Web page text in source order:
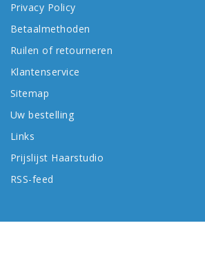
Privacy Policy
Betaalmethoden
Ruilen of retourneren
Klantenservice
Sitemap
Uw bestelling
Links
Prijslijst Haarstudio
RSS-feed